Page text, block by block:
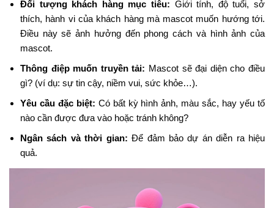
Đối tượng khách hàng mục tiêu: Giới tính, độ tuổi, sở
thích, hành vi của khách hàng mà mascot muốn hướng tới.
Điều này sẽ ảnh hưởng đến phong cách và hình ảnh của
mascot.
Thông điệp muốn truyền tải: Mascot sẽ đại diện cho điều
gì? (ví dụ: sự tin cậy, niềm vui, sức khỏe…).
Yêu cầu đặc biệt: Có bất kỳ hình ảnh, màu sắc, hay yếu tố
nào cần được đưa vào hoặc tránh không?
Ngân sách và thời gian: Để đảm bảo dự án diễn ra hiệu
quả.